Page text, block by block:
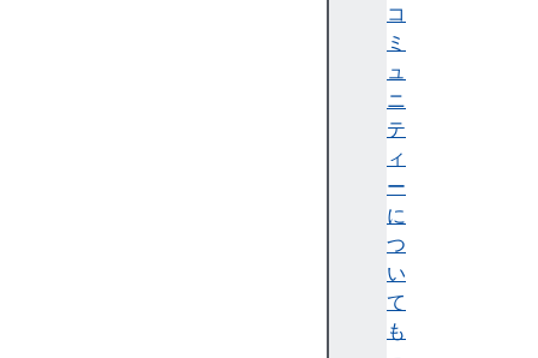
コ
ミ
ュ
ニ
テ
ィ
ー
に
つ
い
て
も